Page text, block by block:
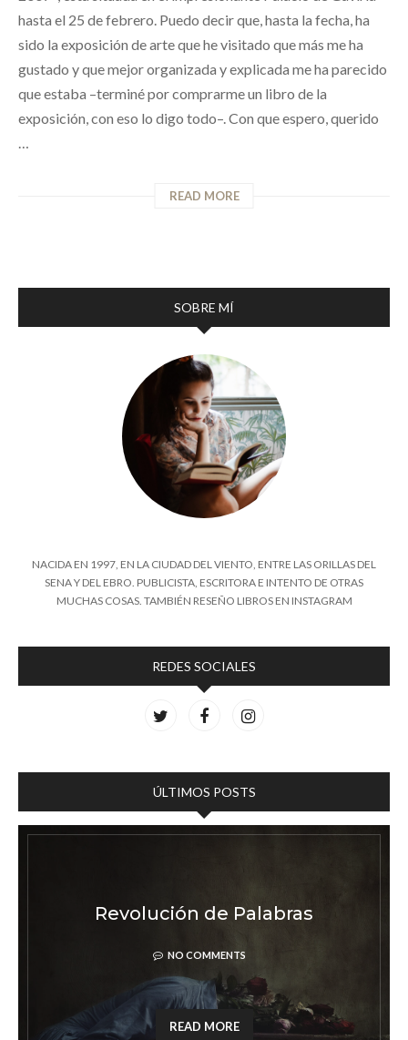
hasta el 25 de febrero. Puedo decir que, hasta la fecha, ha
sido la exposición de arte que he visitado que más me ha
gustado y que mejor organizada y explicada me ha parecido
que estaba –terminé por comprarme un libro de la
exposición, con eso lo digo todo–. Con que espero, querido
…
READ MORE
SOBRE MÍ
NACIDA EN 1997, EN LA CIUDAD DEL VIENTO, ENTRE LAS ORILLAS DEL
SENA Y DEL EBRO. PUBLICISTA, ESCRITORA E INTENTO DE OTRAS
MUCHAS COSAS. TAMBIÉN RESEÑO LIBROS EN INSTAGRAM
REDES SOCIALES
ÚLTIMOS POSTS
quiero escribir
READ MORE